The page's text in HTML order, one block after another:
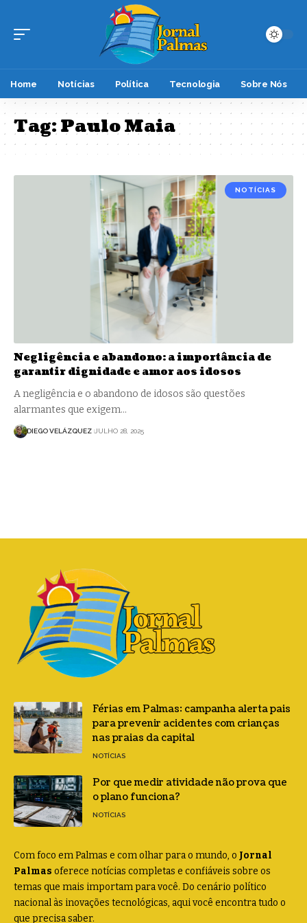
Home Notícias Política Tecnologia Sobre Nós
Tag:Paulo Maia
NOTÍCIAS
Negligência e abandono: a importância de
garantir dignidade e amor aos idosos
A negligência e o abandono de idosos são questões
alarmantes que exigem…
DIEGO VELÁZQUEZ JULHO 28, 2025
Férias em Palmas: campanha alerta pais
para prevenir acidentes com crianças
nas praias da capital
NOTÍCIAS
Por que medir atividade não prova que
o plano funciona?
NOTÍCIAS
Com foco em Palmas e com olhar para o mundo, o Jornal
Palmas oferece notícias completas e confiáveis sobre os
temas que mais importam para você. Do cenário político
nacional às inovações tecnológicas, aqui você encontra tudo o
que precisa saber.